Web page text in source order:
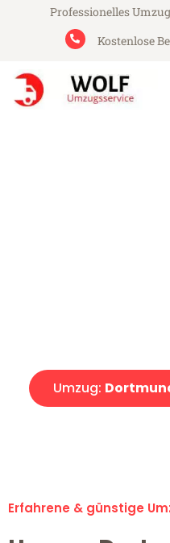
Professionelles
Kostenlose
Umzug:
Erfahrene & günstige